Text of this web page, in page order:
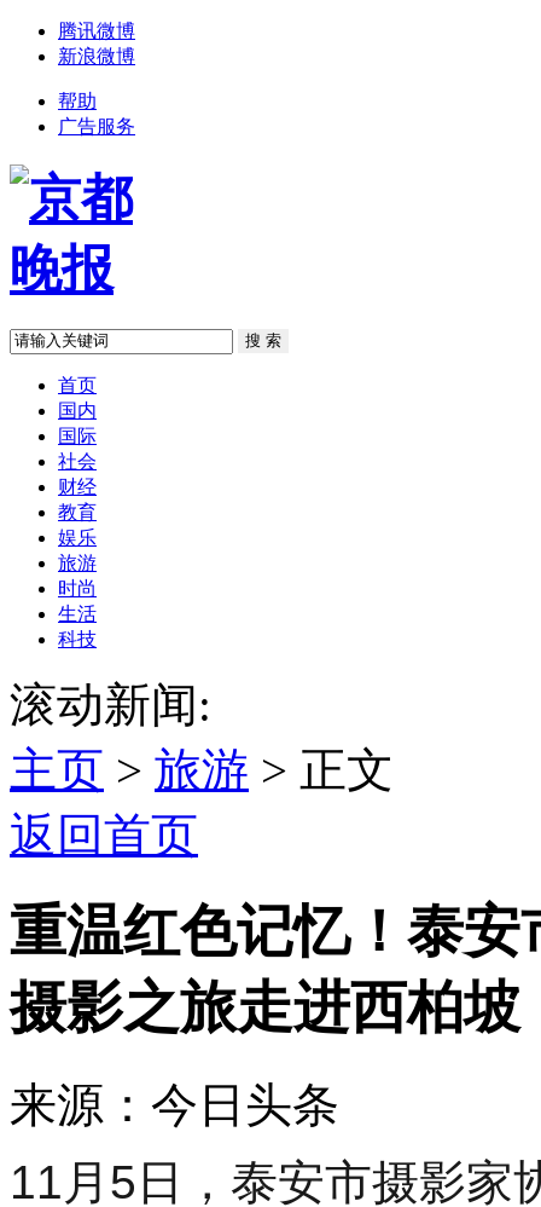
腾讯微博
新浪微博
帮助
广告服务
首页
国内
国际
社会
财经
教育
娱乐
旅游
时尚
生活
科技
滚动新闻:
主页 > 旅游 > 正文
返回首页
重温红色记忆！泰
摄影之旅走进西柏坡
来源：今日头条 发
11月5日，泰安市摄影家